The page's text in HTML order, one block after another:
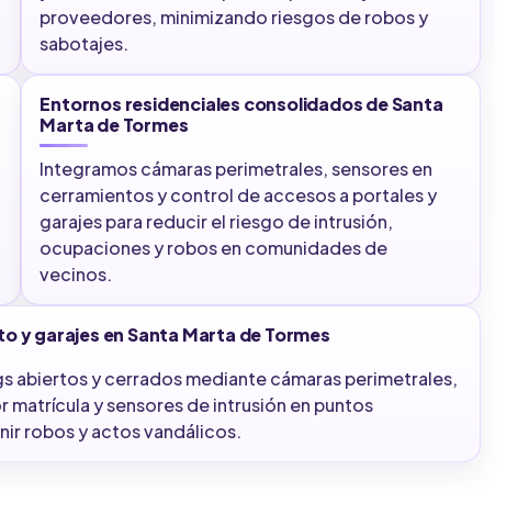
proveedores, minimizando riesgos de robos y
sabotajes.
Entornos residenciales consolidados de Santa
Marta de Tormes
Integramos cámaras perimetrales, sensores en
cerramientos y control de accesos a portales y
garajes para reducir el riesgo de intrusión,
ocupaciones y robos en comunidades de
vecinos.
y garajes en Santa Marta de Tormes
abiertos y cerrados mediante cámaras perimetrales,
y sensores de intrusión en puntos
robos y actos vandálicos.